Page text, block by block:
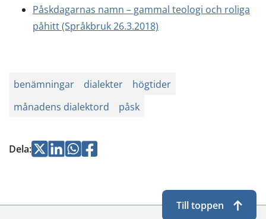
Påskdagarnas namn – gammal teologi och roliga
påhitt (Språkbruk 26.3.2018)
benämningar dialekter
högtider
månadens dialektord
påsk
Dela:Jaa Jaa Jaa
Jaa
Till toppen